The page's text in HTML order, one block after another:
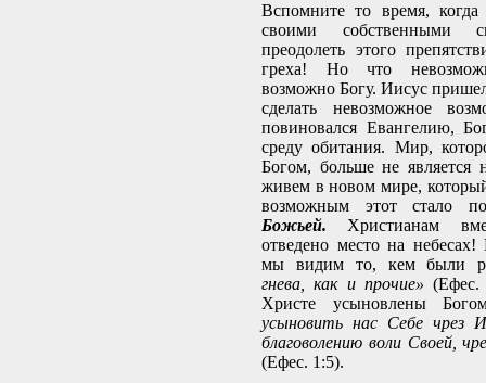
Вспомните то время,
своими собственными
преодолеть этого
греха! Но что
возможно Богу. Иисус
сделать невозможное
повиновался Евангелию,
среду обитания. Мир,
Богом, больше не
живем в новом мире,
возможным этот стало
Божьей. Христианам
отведено место на
мы видим то, кем были
гнева, как и прочие»
Христе усыновлены
усыновить нас Себе чрез
благоволению воли Своей,
(Ефес. 1:5).